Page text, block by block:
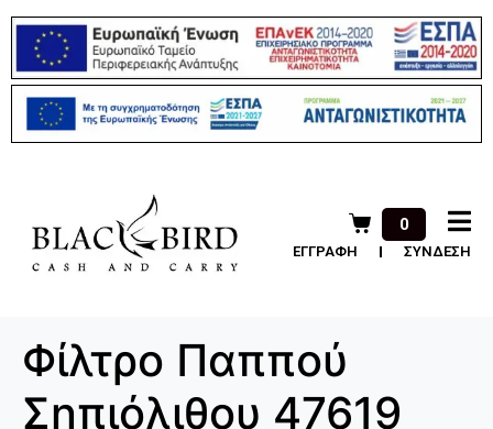
0
ΕΓΓΡΑΦΗ ΣΥΝΔΕΣΗ
Φίλτρο Παππού
Σηπιόλιθου 47619